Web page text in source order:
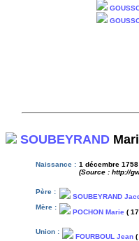
SOUBEYRAND
Naissance : 1 décembre
(Source : http://
Père :
SOUBEYRAND
Mère :
POCHON Marie (
Union :
FOURBOUL Jean (